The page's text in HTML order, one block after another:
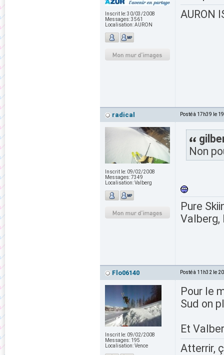
Inscrit le:30/03/2008
Messages:3561
Localisation:AURON
AURON
radical Posté à 17h39 le
Inscrit le: 09/02/2008
Messages:7349
Localisation:Valberg
Non
Pure
Valberg,
Flo06140 Posté à 11h32 le
Inscrit le: 09/02/2008
Messages: 195
Localisation:Vence
Pour le
Sud on
Et
Atterrir,